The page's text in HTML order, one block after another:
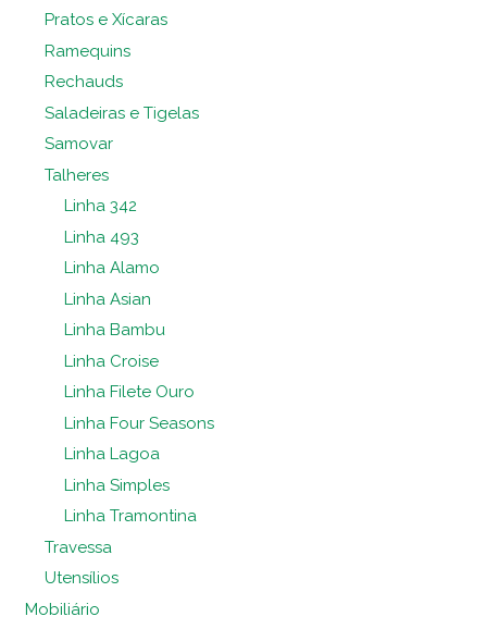
Pratos e Xícaras
Ramequins
Rechauds
Saladeiras e Tigelas
Samovar
Talheres
Linha 342
Linha 493
Linha Alamo
Linha Asian
Linha Bambu
Linha Croise
Linha Filete Ouro
Linha Four Seasons
Linha Lagoa
Linha Simples
Linha Tramontina
Travessa
Utensílios
Mobiliário